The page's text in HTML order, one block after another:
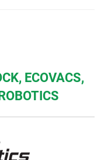
ECOVACS,